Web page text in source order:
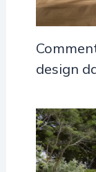
design